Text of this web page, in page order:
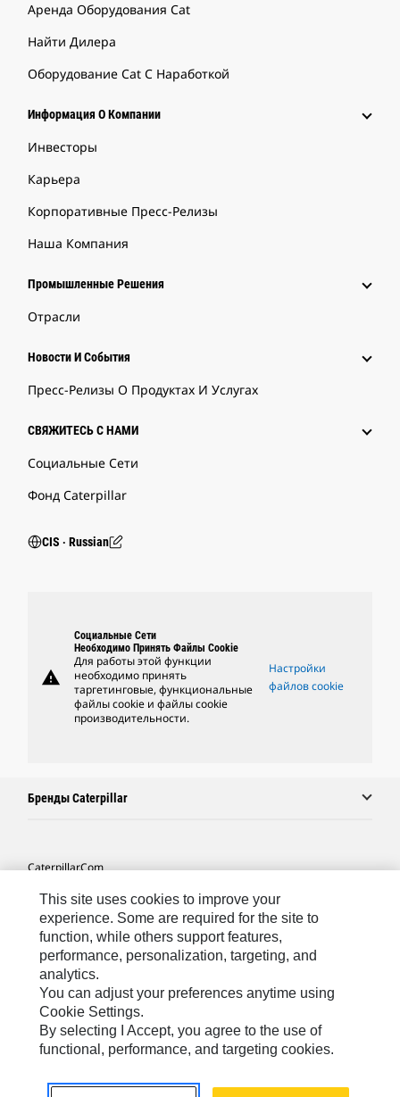
Аренда Оборудования Cat
Найти Дилера
Оборудование Cat С Наработкой
Информация О Компании
Инвесторы
Карьера
Корпоративные Пресс-Релизы
Наша Компания
Промышленные Решения
Отрасли
Новости И События
Пресс-Релизы О Продуктах И Услугах
СВЯЖИТЕСЬ С НАМИ
Социальные Сети
Фонд Caterpillar
CIS ‧ Russian
warning
Социальные Сети
Необходимо Принять Файлы Cookie
Для работы этой функции
необходимо принять
таргетинговые, функциональные
файлы cookie и файлы cookie
производительности.
Настройки
файлов cookie
Бренды Caterpillar
Caterpillar.com
Связаться С Caterpillar
Карта Сайта
Cookie Settings
Юридическая Информация
Конфиденциальность Личных Данных
CIS - Russian© 2026 Caterpillar. Все права сохранены.
This site uses cookies to improve your
experience. Some are required for the site to
function, while others support features,
performance, personalization, targeting, and
analytics.
You can adjust your preferences anytime using
Cookie Settings.
By selecting I Accept, you agree to the use of
functional, performance, and targeting cookies.